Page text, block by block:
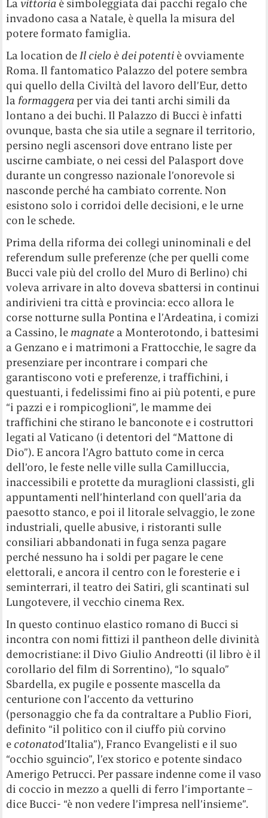
La vittoria è simboleggiata dai pacchi regalo che
invadono casa a Natale, è quella la misura del
potere formato famiglia.
La location de Il cielo è dei potenti è ovviamente
Roma. Il fantomatico Palazzo del potere sembra
qui quello della Civiltà del lavoro dell’Eur, detto
la formaggera per via dei tanti archi simili da
lontano a dei buchi. Il Palazzo di Bucci è infatti
ovunque, basta che sia utile a segnare il territorio,
persino negli ascensori dove entrano liste per
uscirne cambiate, o nei cessi del Palasport dove
durante un congresso nazionale l’onorevole si
nasconde perché ha cambiato corrente. Non
esistono solo i corridoi delle decisioni, e le urne
con le schede.
Prima della riforma dei collegi uninominali e del
referendum sulle preferenze (che per quelli come
Bucci vale più del crollo del Muro di Berlino) chi
voleva arrivare in alto doveva sbattersi in continui
andirivieni tra città e provincia: ecco allora le
corse notturne sulla Pontina e l’Ardeatina, i comizi
a Cassino, le magnate a Monterotondo, i battesimi
a Genzano e i matrimoni a Frattocchie, le sagre da
presenziare per incontrare i compari che
garantiscono voti e preferenze, i traffichini, i
questuanti, i fedelissimi fino ai più potenti, e pure
“i pazzi e i rompicoglioni”, le mamme dei
traffichini che stirano le banconote e i costruttori
legati al Vaticano (i detentori del “Mattone di
Dio”). E ancora l’Agro battuto come in cerca
dell’oro, le feste nelle ville sulla Camilluccia,
inaccessibili e protette da muraglioni classisti, gli
appuntamenti nell’hinterland con quell’aria da
paesotto stanco, e poi il litorale selvaggio, le zone
industriali, quelle abusive, i ristoranti sulle
consiliari abbandonati in fuga senza pagare
perché nessuno ha i soldi per pagare le cene
elettorali, e ancora il centro con le foresterie e i
seminterrari, il teatro dei Satiri, gli scantinati sul
Lungotevere, il vecchio cinema Rex.
In questo continuo elastico romano di Bucci si
incontra con nomi fittizi il pantheon delle divinità
democristiane: il Divo Giulio Andreotti (il libro è il
corollario del film di Sorrentino), “lo squalo”
Sbardella, ex pugile e possente mascella da
centurione con l’accento da vetturino
(personaggio che fa da contraltare a Publio Fiori,
definito “il politico con il ciuffo più corvino
e cotonatod’Italia”), Franco Evangelisti e il suo
“occhio sguincio”, l’ex storico e potente sindaco
Amerigo Petrucci. Per passare indenne come il vaso
di coccio in mezzo a quelli di ferro l’importante –
dice Bucci- “è non vedere l’impresa nell’insieme”.